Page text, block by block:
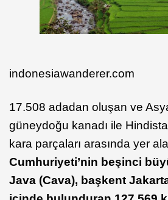
indonesiawanderer.com
17.508 adadan oluşan ve Asya
güneydoğu kanadı ile
kara parçaları arasında yer
Cumhuriyeti’nin beşinci
Java (Cava), başkent